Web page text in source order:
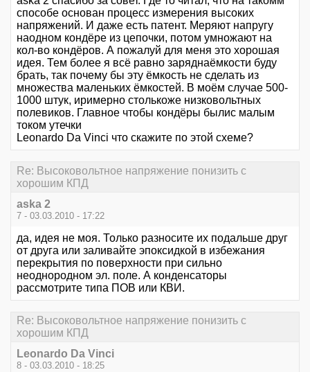
способе основан процесс измерения высоких
напряжений. И даже есть патент. Меряют напругу
наодном кондёре из цепочки, потом умножают на
кол-во кондёров. А пожалуй для меня это хорошая
идея. Тем более я всё равно заряднаёмкости буду
брать, так почему бы эту ёмкость не сделать из
множества маленьких ёмкостей. В моём случае 500-
1000 штук, иримерно столькоже низковольтных
полевиков. Главное чтобы кондёры былис малым
током утечки
Leonardo Da Vinci что скажите по этой схеме?
Re: Высоковольтное напряжение понизить с
хорошим КПД
aska 2
7 - 03.03.2010 - 17:22
да, идея не моя. Только разносите их подальше друг
от друга или заливайте эпоксидкой в избежания
перекрытия по поверхности при сильно
неоднородном эл. поле. А конденсаторы
рассмотрите типа ПОВ или КВИ.
Re: Высоковольтное напряжение понизить с
хорошим КПД
Leonardo Da Vinci
8 - 03.03.2010 - 18:25